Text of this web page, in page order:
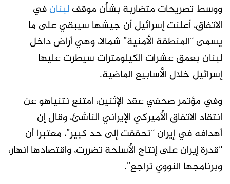
ووسط تصريحات متضاربة بشأن موقف لبنانفي
الاتفاق، أعلنت إسرائيل أن جيشها سيبقي على ما
يسمى “المنطقة الأمنية” شمالا، وهي أراض داخل
لبنان بعمق عشرات الكيلومترات سيطرت عليها
إسرائيل خلال الأسابيع الماضية.
وفي مؤتمر صحفي عقد الإثنين، امتنع نتنياهو عن
انتقاد الاتفاق الأميركي الإيراني الناشئ، وقال إن
أهدافه في إيران “تحققت إلى حد كبير”، معتبرا أن
“قدرة إيران على إنتاج الأسلحة تضررت، واقتصادها انهار،
وبرنامجها النووي تراجع”.